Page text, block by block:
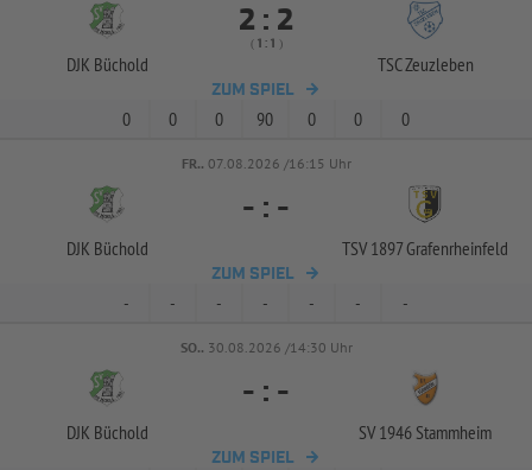
DJK Büchold
 : 
(  :  )
TSC Zeuzleben
ZUM SPIEL
0 0 0 90 0 0 0
FR.. 07.08.2026 /16:15 Uhr
DJK Büchold
- : -
TSV 1897 Grafenrheinfeld
ZUM SPIEL
- - - - - - -
SO.. 30.08.2026 /14:30 Uhr
DJK Büchold
- : -
SV 1946 Stammheim
ZUM SPIEL